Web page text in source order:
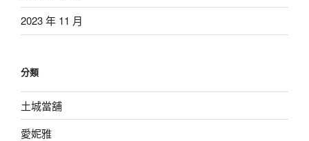
2023 年 11 月
分類
土城當舖
愛妮雅